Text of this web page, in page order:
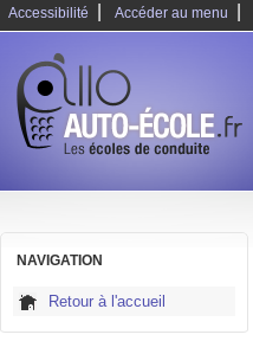
Accessibilité Accéder au menu
NAVIGATION
Retour à l'accueil